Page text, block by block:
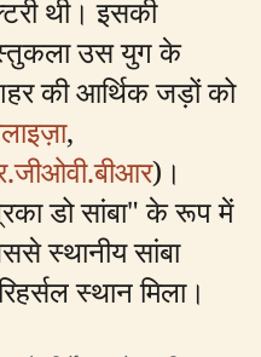
थी। इसकी
उस युग के
की आर्थिक जड़ों को
,
)।
डो सांबा" के रूप में
स्थानीय सांबा
स्थान मिला।